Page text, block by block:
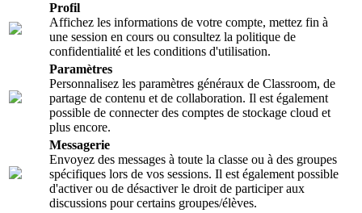
Profil
Affichez les informations de votre compte, mettez fin à
une session en cours ou consultez la politique de
confidentialité et les conditions d'utilisation.
Paramètres
Personnalisez les paramètres généraux de Classroom, de
partage de contenu et de collaboration. Il est également
possible de connecter des comptes de stockage cloud et
plus encore.
Messagerie
Envoyez des messages à toute la classe ou à des groupes
spécifiques lors de vos sessions. Il est également possible
d'activer ou de désactiver le droit de participer aux
discussions pour certains groupes/élèves.